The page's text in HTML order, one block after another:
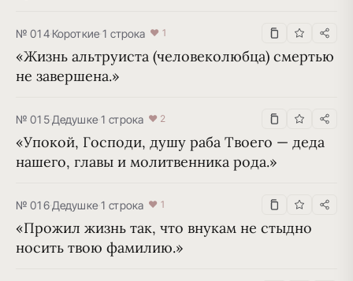
№ 014·Короткие·1 строка ♥ 1
«Жизнь альтруиста (человеколюбца) смертью
не завершена.»
№ 015·Дедушке·1 строка ♥ 2
«Упокой, Господи, душу раба Твоего — деда
нашего, главы и молитвенника рода.»
№ 016·Дедушке·1 строка ♥ 1
«Прожил жизнь так, что внукам не стыдно
носить твою фамилию.»